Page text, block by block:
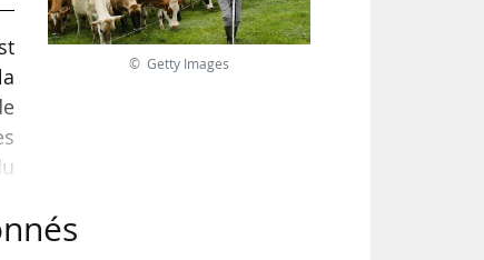
© Getty Images